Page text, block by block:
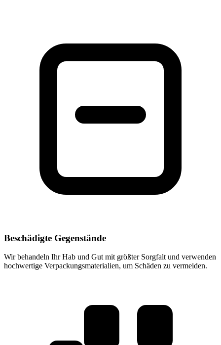
Beschädigte Gegenstände
Wir behandeln Ihr Hab und Gut mit größter Sorgfalt und verwenden
hochwertige Verpackungsmaterialien, um Schäden zu vermeiden.